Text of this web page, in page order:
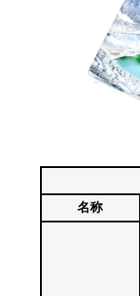
名称